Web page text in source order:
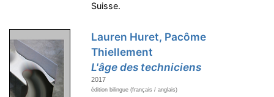
Suisse.
Lauren Huret, Pacôme
Thiellement
L'âge des techniciens
2017
édition bilingue (français / anglais)